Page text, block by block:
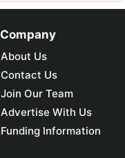
Company
About Us
Contact Us
Join Our Team
Advertise With Us
Funding Information